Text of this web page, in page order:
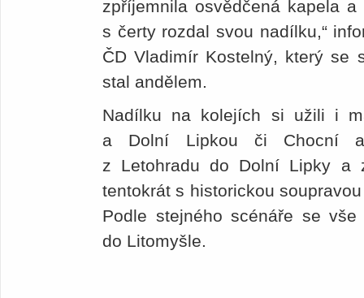
zpříjemnila osvědčená kapela
s čerty rozdal svou nadílku,“
ČD Vladimír Kostelný, který se
stal andělem.
Nadílku na kolejích si užili i
a Dolní Lipkou či Chocní a
z Letohradu do Dolní Lipky a
tentokrát s historickou
Podle stejného scénáře se
do Litomyšle.